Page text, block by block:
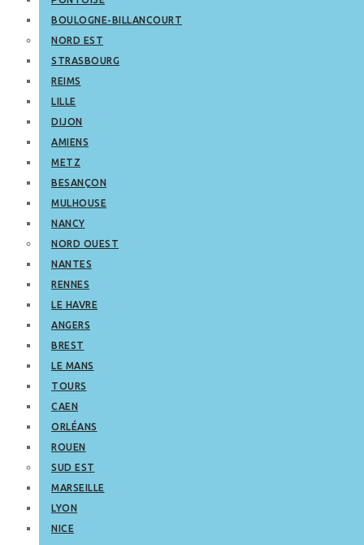
BOULOGNE-BILLANCOURT
NORD EST
STRASBOURG
REIMS
LILLE
DIJON
AMIENS
METZ
BESANÇON
MULHOUSE
NANCY
NORD OUEST
NANTES
RENNES
LE HAVRE
ANGERS
BREST
LE MANS
TOURS
CAEN
ORLÉANS
ROUEN
SUD EST
MARSEILLE
LYON
NICE